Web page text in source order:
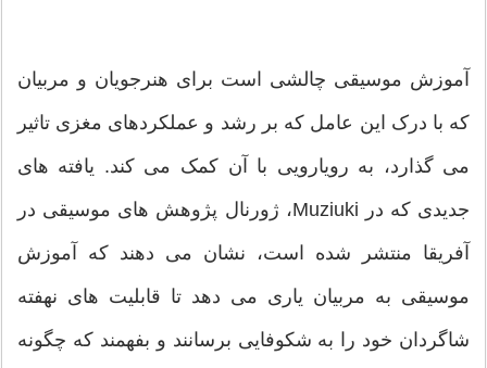
آموزش موسیقی چالشی است برای هنرجویان و مربیان
که با درک این عامل که بر رشد و عملکردهای مغزی تاثیر
می گذارد، به رویارویی با آن کمک می کند. یافته های
جدیدی که در Muziuki، ژورنال پژوهش های موسیقی در
آفریقا منتشر شده است، نشان می دهند که آموزش
موسیقی به مربیان یاری می دهد تا قابلیت های نهفته
شاگردان خود را به شکوفایی برسانند و بفهمند که چگونه